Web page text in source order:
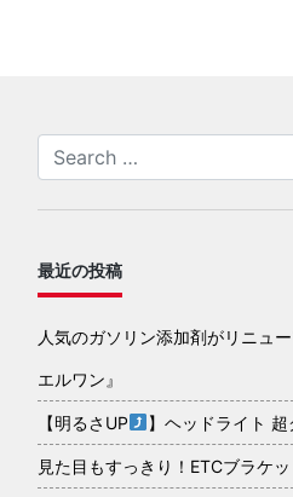
最近の投稿
人気のガソリン添加剤がリニュ
エルワン』
【明るさUP 】ヘッドライト
見た目もすっきり！ETCブラケッ